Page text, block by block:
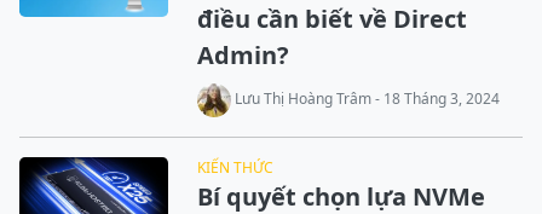
điều cần biết về Direct
Admin?
Lưu Thị Hoàng Trâm - 18 Tháng 3, 2024
KIẾN THỨC
Bí quyết chọn lựa NVMe